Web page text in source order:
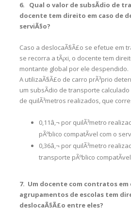
6. Qual o valor de subsÃ­dio de
docente tem direito em caso de
serviÃ§o?
Caso a deslocaÃ§Ã£o se efetue em
se recorra a tÃ¡xi, o docente tem
montante global por ele despendido.
A utilizaÃ§Ã£o de carro prÃ³prio
um subsÃ­dio de transporte calculado
de quilÃ³metros realizados, que
0,11â‚¬ por quilÃ³metro
pÃºblico compatÃ­vel com o
0,36â‚¬ por quilÃ³metro
transporte pÃºblico
7. Um docente com contratos
agrupamentos de escolas tem
deslocaÃ§Ã£o entre eles?